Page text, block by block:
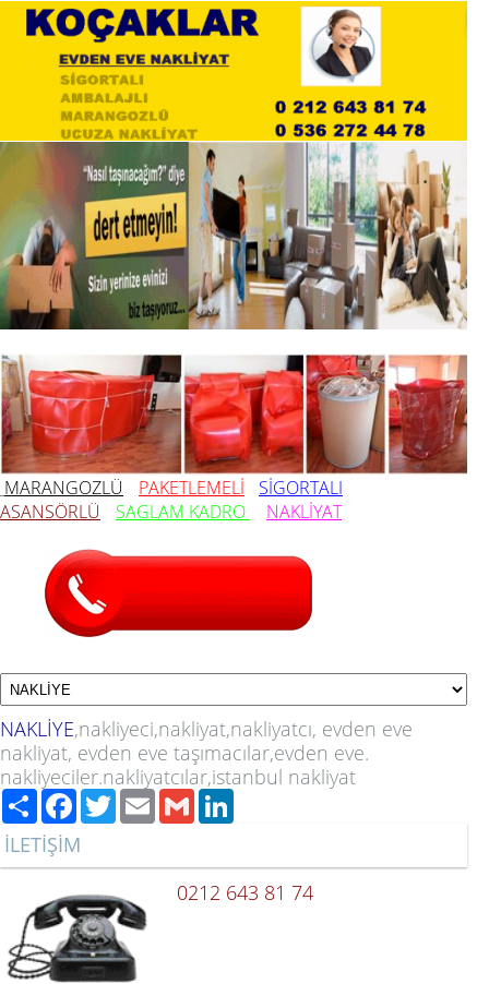
MARANGOZLÜ PAKETLEMELİ
SİGORTALI
ASANSÖRLÜ
SAGLAM KADRO NAKLİYAT
NAKLİYE,nakliyeci,nakliyat,nakliyatcı, evden eve
nakliyat, evden eve taşımacılar,evden eve.
nakliyeciler.nakliyatcılar,istanbul nakliyat
PaylaşFacebook
TwitterEmailGmail
İLETİŞİM
0212 643 81 74